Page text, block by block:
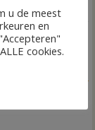
u de meest
en
cookies.